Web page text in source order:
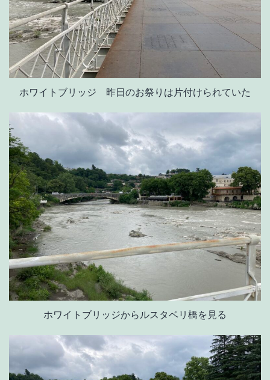
ホワイトブリッジ 昨日のお祭りは片付けられていた
ホワイトブリッジからルスタベリ橋を見る